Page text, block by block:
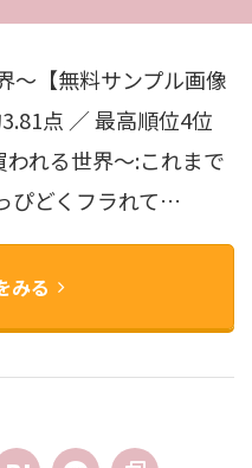
〜【無料サンプル画像
点 ／ 最高順位4位
れる世界〜:これまで
ぴどくフラれて…
みる